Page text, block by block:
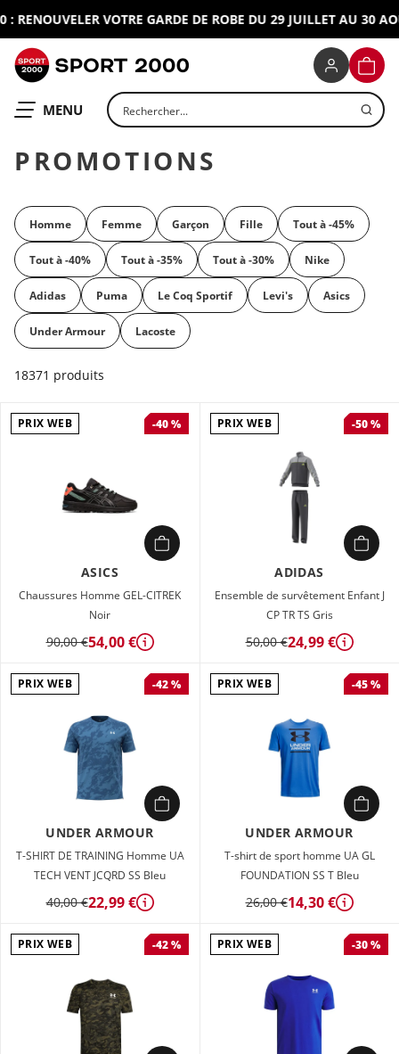
VOTRE GARDE DE ROBE DU 29 JUILLET AU 30
OUVRIR LE
MENU Rechercher un produit
PROMOTIONS
Homme Femme Garçon Fille Tout à -45%
Tout à -40% Tout à -35% Tout à -30% Nike
Adidas Puma Le Coq Sportif Levi's Asics
Under Armour Lacoste
18371 produits
PRIX WEB -40 %
ASICS
Chaussures Homme GEL-CITREK
Noir
90,00 €54,00 € Détails
PRIX WEB -50 %
ADIDAS
Ensemble de survêtement Enfant J
CP TR TS Gris
50,00 €24,99 € Détails
PRIX WEB -42 %
UNDER ARMOUR
T-SHIRT DE TRAINING Homme UA
TECH VENT JCQRD SS Bleu
40,00 €22,99 € Détails
PRIX WEB -45 %
UNDER ARMOUR
T-shirt de sport homme UA GL
FOUNDATION SS T Bleu
26,00 €14,30 € Détails
PRIX WEB -42 % PRIX WEB -30 %